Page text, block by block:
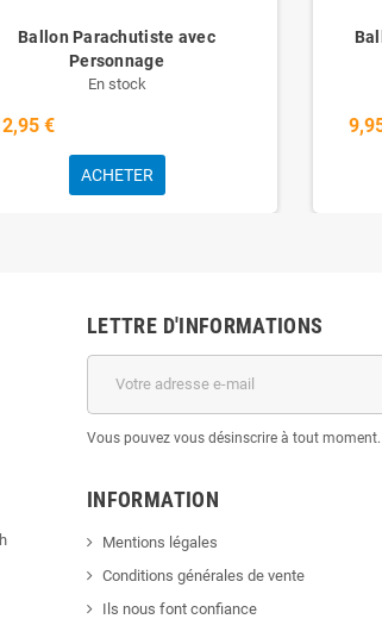
Ballon Parachutiste avec
Personnage
En stock
€
ACHETER
LETTRE D'INFORMATIONS
Vous pouvez vous désinscrire à tout
INFORMATION
Mentions légales
Conditions générales de vente
Ils nous font confiance